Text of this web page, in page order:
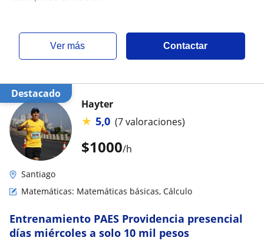
ver más Contactar
Destacado
$1000/h
Hayter
★ 5,0 (7 valoraciones)
Santiago
Matemáticas: Matemáticas básicas, Cálculo
Entrenamiento PAES Providencia presencial
días miércoles a solo 10 mil pesos